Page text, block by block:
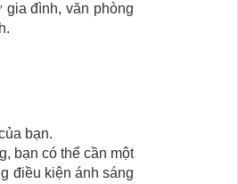
đình, văn phòng
bạn.
bạn có thể cần một
điều kiện ánh sáng